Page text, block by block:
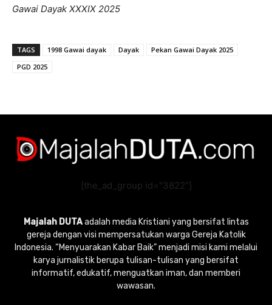
Gawai Dayak XXXIX 2025
TAGS 1998 Gawai dayak Dayak
Pekan Gawai Dayak 2025
PGD 2025
[the_ad_group id="3822"]
Majalah DUTAadalah media Kristiani yang bersifat lintas
gereja dengan visi mempersatukan warga Gereja Katolik
Indonesia. “Menyuarakan Kabar Baik” menjadi misi kami melalui
karya jurnalistik berupa tulisan-tulisan yang bersifat
informatif, edukatif, menguatkan iman, dan memberi
wawasan.